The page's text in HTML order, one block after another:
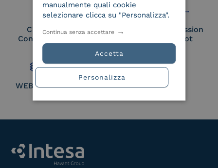
Cloud Signature
Consortium Member
European Commission
Large Scale Pilot
Member
WEBUILD Consortium
manualmente quali cookie
selezionare clicca su "Personalizza".
Accetta
Continua senza accettare
Personalizza